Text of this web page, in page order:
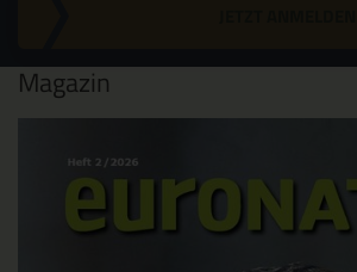
Magazin